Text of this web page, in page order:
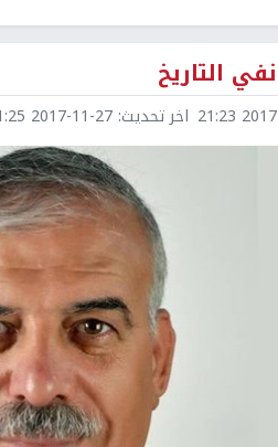
التاريخ
2017- اخر تحديث: 2017-11-27 21:25